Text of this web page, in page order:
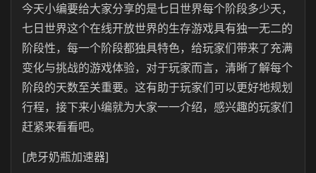
今天小编要给大家分享的是七日世界每个阶段多少天，
七日世界这个在线开放世界的生存游戏具有独一无二的
阶段性，每一个阶段都独具特色，给玩家们带来了充满
变化与挑战的游戏体验，对于玩家而言，清晰了解每个
阶段的天数至关重要。这有助于玩家们可以更好地规划
行程，接下来小编就为大家一一介绍，感兴趣的玩家们
赶紧来看看吧。
[虎牙奶瓶加速器]